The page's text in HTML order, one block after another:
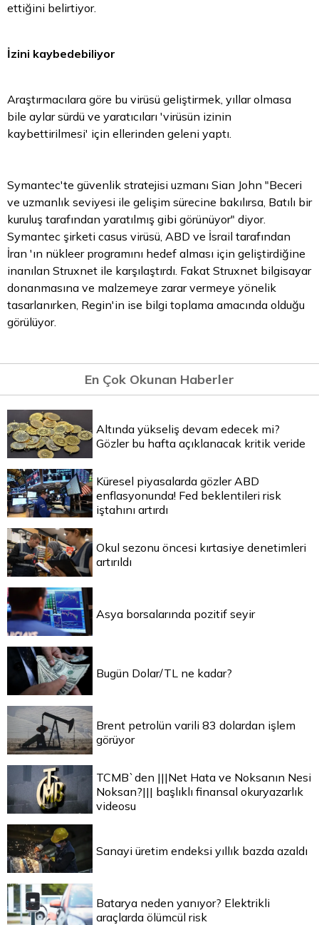
ettiğini belirtiyor.
İzini kaybedebiliyor
Araştırmacılara göre bu virüsü geliştirmek, yıllar olmasa
bile aylar sürdü ve yaratıcıları 'virüsün izinin
kaybettirilmesi' için ellerinden geleni yaptı.
Symantec'te güvenlik stratejisi uzmanı Sian John "Beceri
ve uzmanlık seviyesi ile gelişim sürecine bakılırsa, Batılı bir
kuruluş tarafından yaratılmış gibi görünüyor" diyor.
Symantec şirketi casus virüsü, ABD ve İsrail tarafından
İran 'ın nükleer programını hedef alması için geliştirdiğine
inanılan Struxnet ile karşılaştırdı. Fakat Struxnet bilgisayar
donanmasına ve malzemeye zarar vermeye yönelik
tasarlanırken, Regin'in ise bilgi toplama amacında olduğu
görülüyor.
En Çok Okunan Haberler
Altında yükseliş devam edecek mi?
Gözler bu hafta açıklanacak kritik veride
Küresel piyasalarda gözler ABD
enflasyonunda! Fed beklentileri risk
iştahını artırdı
Okul sezonu öncesi kırtasiye denetimleri
artırıldı
Asya borsalarında pozitif seyir
Bugün Dolar/TL ne kadar?
Brent petrolün varili 83 dolardan işlem
görüyor
TCMB`den |||Net Hata ve Noksanın Nesi
Noksan?||| başlıklı finansal okuryazarlık
videosu
Sanayi üretim endeksi yıllık bazda azaldı
Batarya neden yanıyor? Elektrikli
araçlarda ölümcül risk